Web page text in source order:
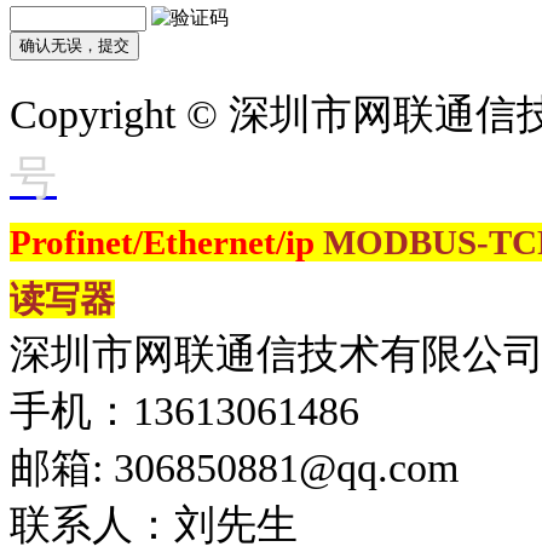
Copyright © 深圳市网联通
号
Profinet/Ethernet/ip MODBUS-
读写器
深圳市网联通信技术有限公
手机：13613061486
邮箱: 306850881​@qq.com
联系人：刘先生